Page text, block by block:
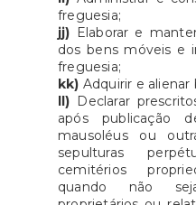
freguesia;
jj) Elaborar e
dos bens móveis e
freguesia;
kk) Adquirir e alienar
ll) Declarar
após publicação
mausoléus ou
sepulturas
cemitérios
quando não